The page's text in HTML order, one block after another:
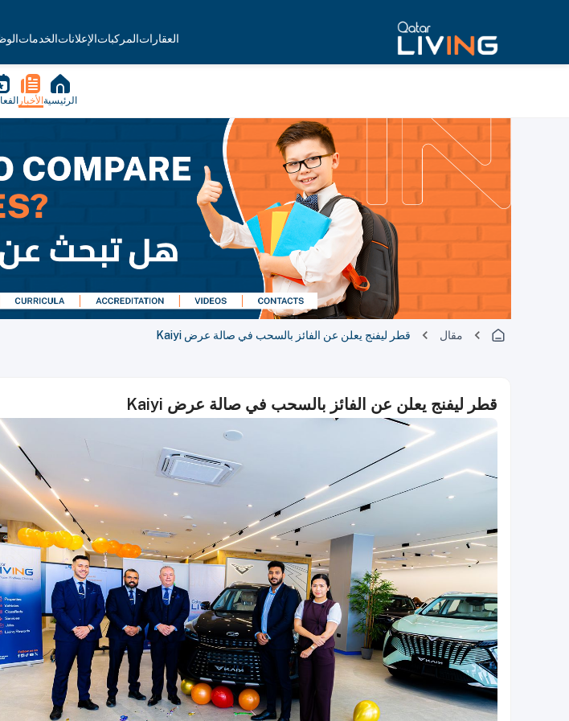
العقاراتالمركباتالإعلاناتالخدمات
الرئيسية الأخبار
مقال قطر ليفنج يعلن عن الفائز بالسحب في صالة عرض Kaiyi
قطر ليفنج يعلن عن الفائز بالسحب في صالة عرض Kaiyi